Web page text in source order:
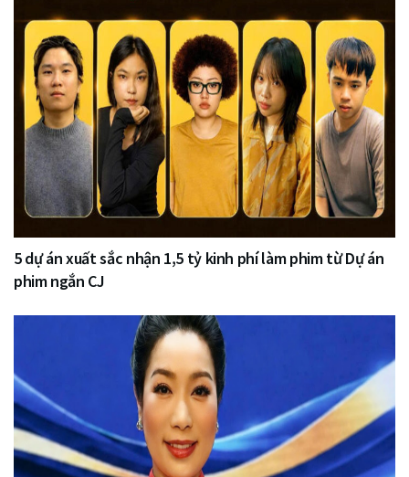
5 dự án xuất sắc nhận 1,5 tỷ kinh phí làm phim từ Dự án
phim ngắn CJ